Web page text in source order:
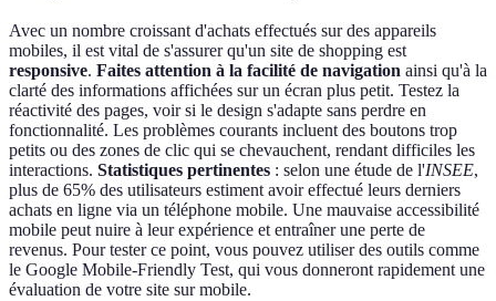
Avec un nombre croissant d'achats effectués sur des appareils
mobiles, il est vital de s'assurer qu'un site de shopping est
responsive. Faites attention à la facilité de navigation ainsi qu'à la
clarté des informations affichées sur un écran plus petit. Testez la
réactivité des pages, voir si le design s'adapte sans perdre en
fonctionnalité. Les problèmes courants incluent des boutons trop
petits ou des zones de clic qui se chevauchent, rendant difficiles les
interactions. Statistiques pertinentes : selon une étude de l'INSEE,
plus de 65% des utilisateurs estiment avoir effectué leurs derniers
achats en ligne via un téléphone mobile. Une mauvaise accessibilité
mobile peut nuire à leur expérience et entraîner une perte de
revenus. Pour tester ce point, vous pouvez utiliser des outils comme
le Google Mobile-Friendly Test, qui vous donneront rapidement une
évaluation de votre site sur mobile.